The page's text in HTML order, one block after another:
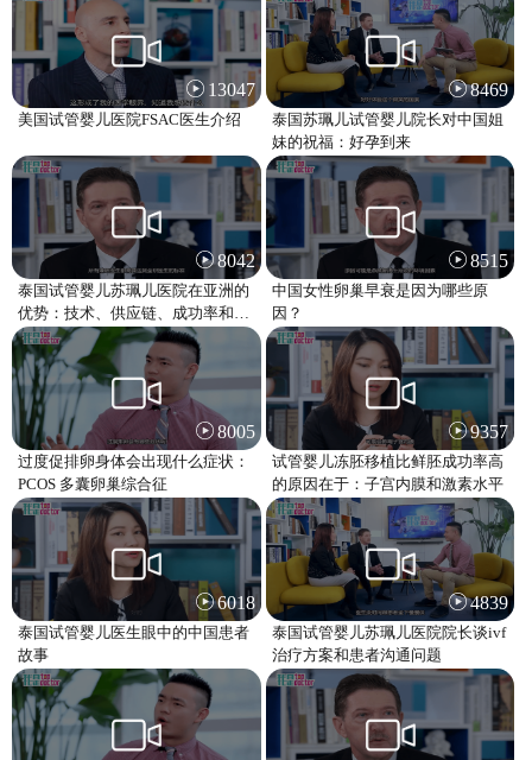
13047
美国试管婴儿医院FSAC医生介绍
8469
泰国苏珮儿试管婴儿院长对中国姐
妹的祝福：好孕到来
8042
泰国试管婴儿苏珮儿医院在亚洲的
优势：技术、供应链、成功率和服
务质量
8515
中国女性卵巢早衰是因为哪些原
因？
8005
过度促排卵身体会出现什么症状：
PCOS 多囊卵巢综合征
9357
试管婴儿冻胚移植比鲜胚成功率高
的原因在于：子宫内膜和激素水平
6018
泰国试管婴儿医生眼中的中国患者
故事
4839
泰国试管婴儿苏珮儿医院院长谈ivf
治疗方案和患者沟通问题